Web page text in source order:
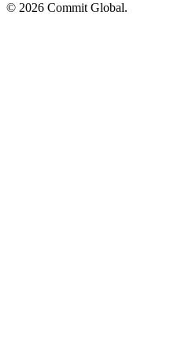
© 2026 Commit Global.